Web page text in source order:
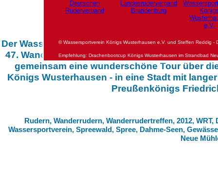
© Wassersportverein Königs Wusterhausen e.V. und Steffen Reddig -
Empfehlung: Drachenbootcup Königs Wusterhausen im Strandbad
Der Wassersportverein Königs Wusterhausen
47. Wanderrudertreffen 2012 ins Dahmeland
gemeinsam eine wunderschöne Tour über
Königs Wusterhausen - in eine Stadt mit
Preußenkönigs
Rudern, Wanderrudern, Wanderrudertreffen, 2012,
Wassersportverein, Spreewald, Spree, Dahme-Seen,
Neue